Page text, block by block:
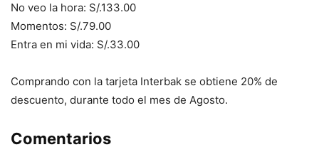
No veo la hora: S/.133.00
Momentos: S/.79.00
Entra en mi vida: S/.33.00
Comprando con la tarjeta Interbak se obtiene 20% de
descuento, durante todo el mes de Agosto.
Comentarios